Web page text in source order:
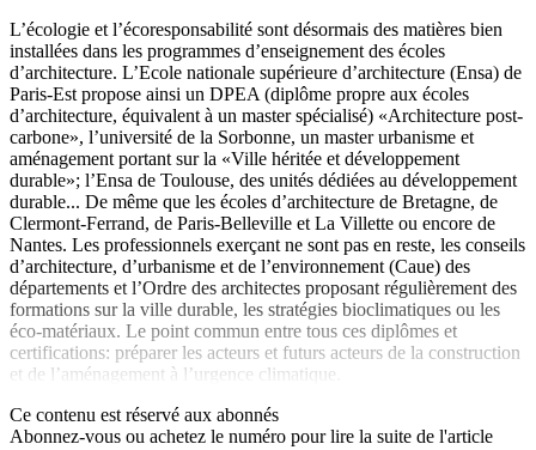
L’écologie et l’écoresponsabilité sont désormais des matières bien
installées dans les programmes d’enseignement des écoles
d’architecture. L’Ecole nationale supérieure d’architecture (Ensa) de
Paris-Est propose ainsi un DPEA (diplôme propre aux écoles
d’architecture, équivalent à un master spécialisé) «Architecture post-
carbone», l’université de la Sorbonne, un master urbanisme et
aménagement portant sur la «Ville héritée et développement
durable»; l’Ensa de Toulouse, des unités dédiées au développement
durable... De même que les écoles d’architecture de Bretagne, de
Clermont-Ferrand, de Paris-Belleville et La Villette ou encore de
Nantes. Les professionnels exerçant ne sont pas en reste, les conseils
d’architecture, d’urbanisme et de l’environnement (Caue) des
départements et l’Ordre des architectes proposant régulièrement des
formations sur la ville durable, les stratégies bioclimatiques ou les
éco-matériaux. Le point commun entre tous ces diplômes et
certifications: préparer les acteurs et futurs acteurs de la construction
et de l’aménagement à l’urgence climatique.
Ce contenu est réservé aux abonnés
Abonnez-vous ou achetez le numéro pour lire la suite de l'article